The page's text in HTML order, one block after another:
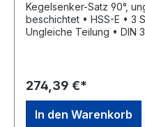
Kegelsenker-Satz 90°,
beschichtet • HSS-E • 3 Schneiden • Zylinderschaft •
Ungleiche Teilung • DIN
Senkwerkzeug für
Schneideigenschaften
Schneiden, dadurch
274,39 €*
In den Warenkorb